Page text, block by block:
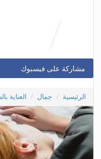
مشاركة على فيسبوك
الرئيسية جمال العناية